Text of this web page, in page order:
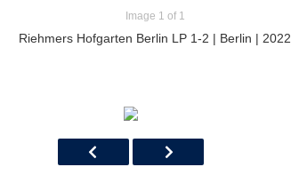
Image 1 of 1
Riehmers Hofgarten Berlin LP 1-2 | Berlin | 2022